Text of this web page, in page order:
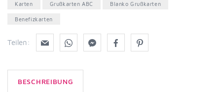
Karten Grußkarten ABC Blanko Grußkarten
Benefizkarten
Teilen:
BESCHREIBUNG